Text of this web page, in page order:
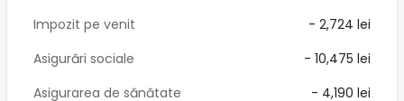
Impozit pe venit
- 2,724 lei
Asigurări sociale
- 10,475 lei
Asigurarea de sănătate
- 4,190 lei